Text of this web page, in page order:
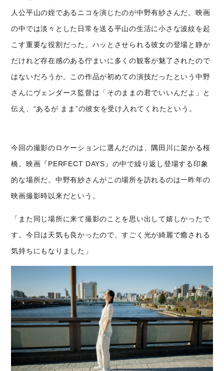
人公平山の姪であるニコを演じたのが中野有紗さんだ。映画
の中では淡々とした日常を送る平山の生活に小さな波紋を起
こす重要な役割だった。ハッとさせられる彼女の登場と静か
だけれど存在感のある佇まいに多くの観客が魅了されたので
はないだろうか。この作品が初めての演技だったという中野
さんにヴェンダース監督は「そのままの君でいいんだよ」と
伝え、“あるが まま”の彼女を受け入れてくれたという。
今回の撮影のロケーションに選んだのは、隅田川に架かる桜
橋。映画 『PERFECT DAYS』 の中で繰り返し登場する印象
的な場所だ。中野有紗さんがこの場所を訪れるのは一昨年の
映画撮影時以来だという。
「 また同じ場所に来て撮影のことを思い出して嬉しかったで
す。今日は天気も良かったので、すごく光が綺麗で癒される
気持ちにもなりました」